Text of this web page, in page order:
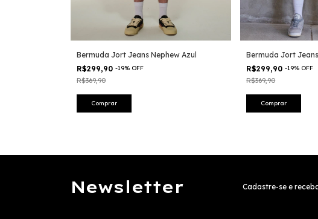
Bermuda Jort Jeans Nephew Azul
R$299,90 -19% OFF
R$369,90
Comprar
Bermuda Jort
R$299,90-19% OFF
R$369,90
Comprar
Newsletter Cadastre-se e